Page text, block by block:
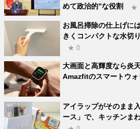
めて政治的”な役割
★
お風呂掃除の仕上げに
きくコンパクトな水切
★ 0
大画面と高輝度なら炎
Amazfitのスマートウ
アイラップがそのまま
ース」で、キッチンま